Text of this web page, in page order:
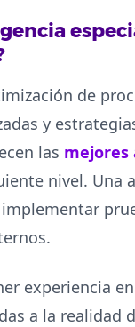
de
y
las mejores
nivel. Una
experiencia
a la